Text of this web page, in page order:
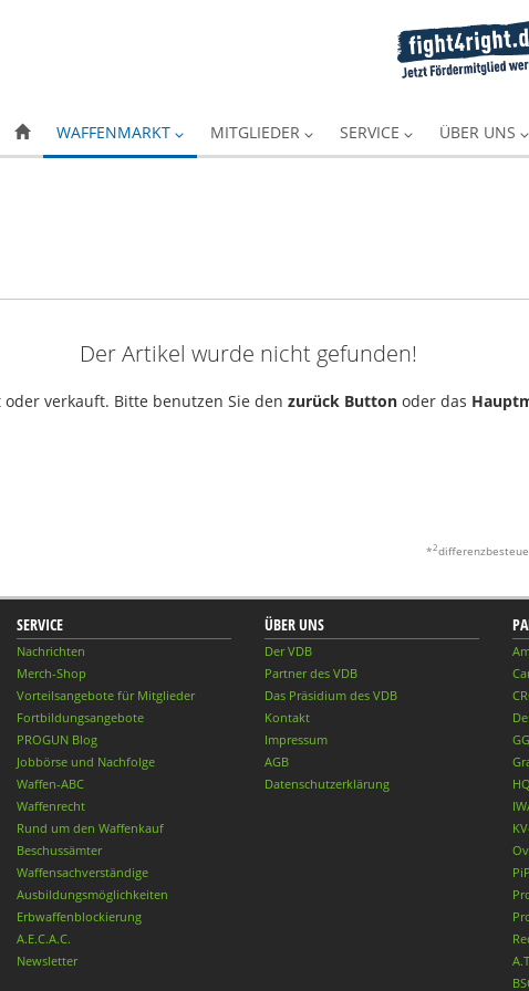
WAFFENMARKT MITGLIEDER SERVICE ÜBER UNS
Der Artikel wurde nicht gefunden!
verkauft. Bitte benutzen Sie den zurück Button oder das
*2
SERVICE
Nachrichten
Merch-Shop
Vorteilsangebote für Mitglieder
Fortbildungsangebote
PROGUN Blog
Jobbörse und Nachfolge
Waffen-ABC
Waffenrecht
Rund um den Waffenkauf
Beschussämter
Waffensachverständige
Ausbildungsmöglichkeiten
Erbwaffenblockierung
A.E.C.A.C.
Newsletter
ÜBER UNS
Der VDB
Partner des VDB
Das Präsidium des VDB
Kontakt
Impressum
AGB
Datenschutzerklärung